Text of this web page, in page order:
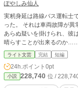
ぽやしみ仙人
実籾身延は路線バス運転士
った。 それは車両故障が異
あらぬ疑いを掛けられ、彼
晴らすことが出来るのか
ライト文芸 完結 短編
24h.ポイント 0pt
小説 228,740 位 /